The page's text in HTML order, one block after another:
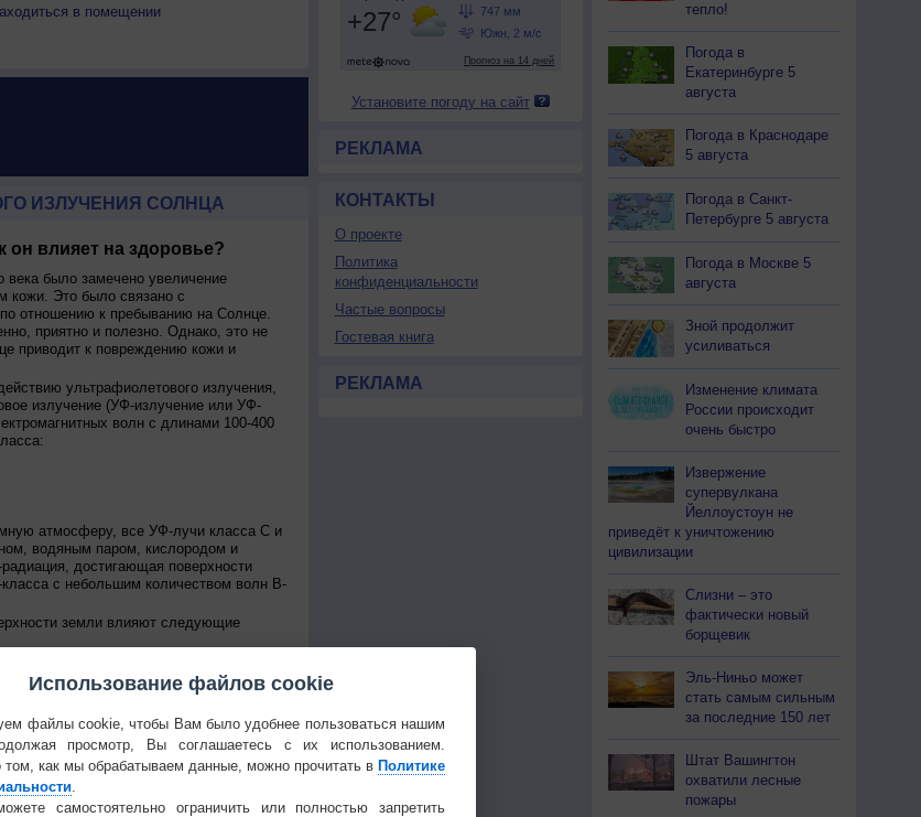
в помещении
ИЗЛУЧЕНИЯ СОЛНЦА
он влияет на здоровье?
было замечено увеличение
кожи. Это было связано с
отношению к пребыванию на Солнце.
приятно и полезно. Однако, это не
приводит к повреждению кожи и
ультрафиолетового излучения,
излучение (УФ-излучение или УФ-
волн с длинами 100-400
атмосферу, все УФ-лучи класса C и
водяным паром, кислородом и
достигающая поверхности
с небольшим количеством волн В-
земли влияют следующие
горизонтом, тем сильнее уровень УФ-
колеблется от дня к ночи и от
около полудня в летние
между 11 и 15 часами дня по
тем выше уровень УФ-радиации
выше при безоблачном небе, но
может быть сильным, благодаря
Установите погоду на сайт
РЕКЛАМА
КОНТАКТЫ
О проекте
Политика
конфиденциальности
Частые вопросы
Гостевая книга
РЕКЛАМА
тепло!
Погода в
Екатеринбурге 5
августа
Погода в Краснодаре
5 августа
Погода в Санкт-
Петербурге 5 августа
Погода в Москве 5
августа
Зной продолжит
усиливаться
Изменение климата
России происходит
очень быстро
Извержение
супервулкана
Йеллоустоун не
приведёт к уничтожению
цивилизации
Слизни – это
фактически новый
борщевик
Эль-Ниньо может
стать самым сильным
за последние 150 лет
Штат Вашингтон
охватили лесные
пожары
Использование файлов cookie
файлы cookie, чтобы Вам было удобнее пользоваться нашим
просмотр, Вы соглашаетесь с их использованием.
том, как мы обрабатываем данные, можно прочитать в Политике
.
самостоятельно ограничить или полностью запретить